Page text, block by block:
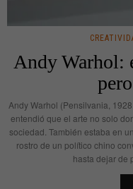
Andy Warhol:
Andy Warhol (Pensilvania,
entendió que el arte no solo
sociedad. También estaba en
rostro de un político chino
hasta dejar de